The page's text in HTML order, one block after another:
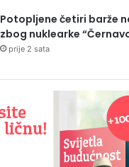
Potopljene četiri barže
zbog nuklearke
prije 2 sata